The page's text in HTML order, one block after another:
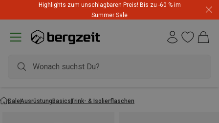
Highlights zum unschlagbaren Preis! Bis zu -60 % im
Summer Sale
SaleAusrüstungBasicsTrink- & Isolierflaschen